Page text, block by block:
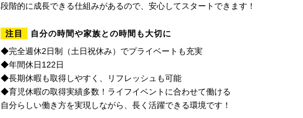
段階的に成長できる仕組みがあるので、安心してスタートできます！
注目
自分の時間や家族との時間も大切に
◆完全週休2日制（土日祝休み）でプライベートも充実
◆年間休日122日
◆長期休暇も取得しやすく、リフレッシュも可能
◆育児休暇の取得実績多数！ライフイベントに合わせて働ける
自分らしい働き方を実現しながら、長く活躍できる環境です！